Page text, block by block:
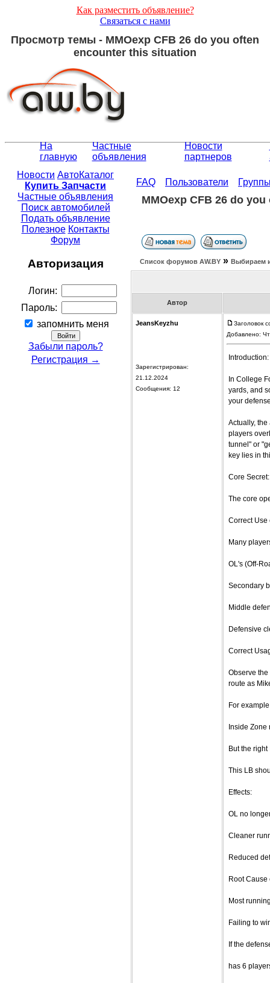
Как разместить объявление?
Связаться с нами
Просмотр темы - MMOexp CFB 26 do you often
encounter this situation
На
главную
Частные
объявления
Новости
партнеров
Новости АвтоКаталог
Купить Запчасти
Частные объявления
Поиск автомобилей
Подать объявление
Полезное Контакты
Форум
Авторизация
Логин:
Пароль:
запомнить меня
Забыли пароль?
Регистрация →
FAQ Пользователи
MMOexp CFB 26 do
Список форумов АW.BY » Выбираем
Автор
JeansKeyzhu
Зарегистрирован:
21.12.2024
Сообщения: 12
Заголовок
Добавлено:
In College
yards, and
your
Actually,
players
tunnel" or
key lies in
Core
The core
Correct Use
Many
OL's (Off-
Secondary
Middle
Defensive
Correct
Observe
route as
For
Inside Zone
But the
This LB
Effects:
OL no
Cleaner
Reduced
Root
Most
Failing to
If the
has 6